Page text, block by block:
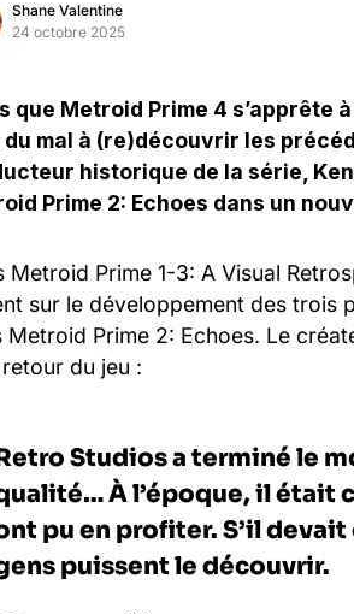
Shane Valentine
24 octobre 2025
que Metroid Prime 4 s’apprête
du mal à (re)découvrir les
historique de la série,
Prime 2: Echoes dans un
Metroid Prime 1-3: A Visual
sur le développement des trois
Metroid Prime 2: Echoes. Le
retour du jeu :
Studios a terminé le
À l’époque, il était
pu en profiter. S’il
puissent le découvrir.